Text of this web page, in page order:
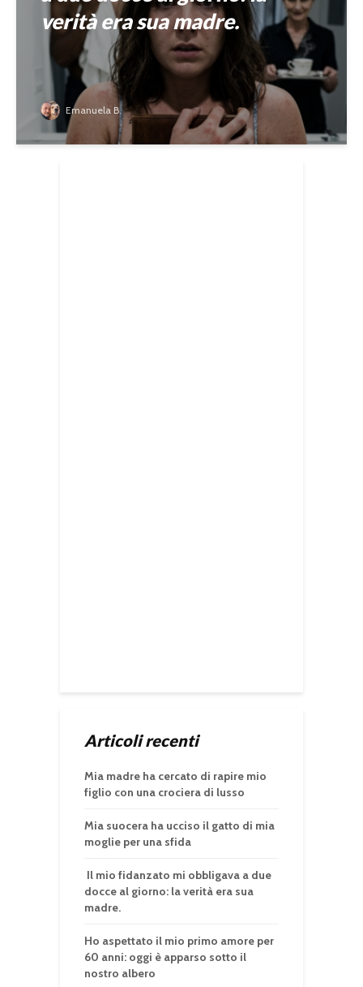
verità era sua madre.
Emanuela B.
Articoli recenti
Mia madre ha cercato di rapire mio
figlio con una crociera di lusso
Mia suocera ha ucciso il gatto di mia
moglie per una sfida
Il mio fidanzato mi obbligava a due
docce al giorno: la verità era sua
madre.
Ho aspettato il mio primo amore per
60 anni: oggi è apparso sotto il
nostro albero